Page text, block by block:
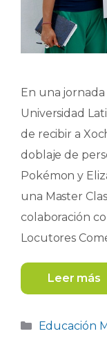
En una
Universidad
de recibir a
doblaje de
Pokémon y
una Master
colaboración
Locutores
Leer más
Categorías
Educación